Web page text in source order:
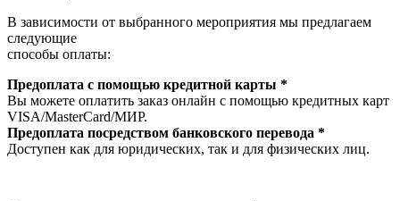
В зависимости от выбранного мероприятия мы предлагаем
следующие
способы оплаты:
Предоплата с помощью кредитной карты *
Вы можете оплатить заказ онлайн с помощью кредитных карт
VISA/MasterСard/МИР.
Предоплата посредством банковского перевода *
Доступен как для юридических, так и для физических лиц.